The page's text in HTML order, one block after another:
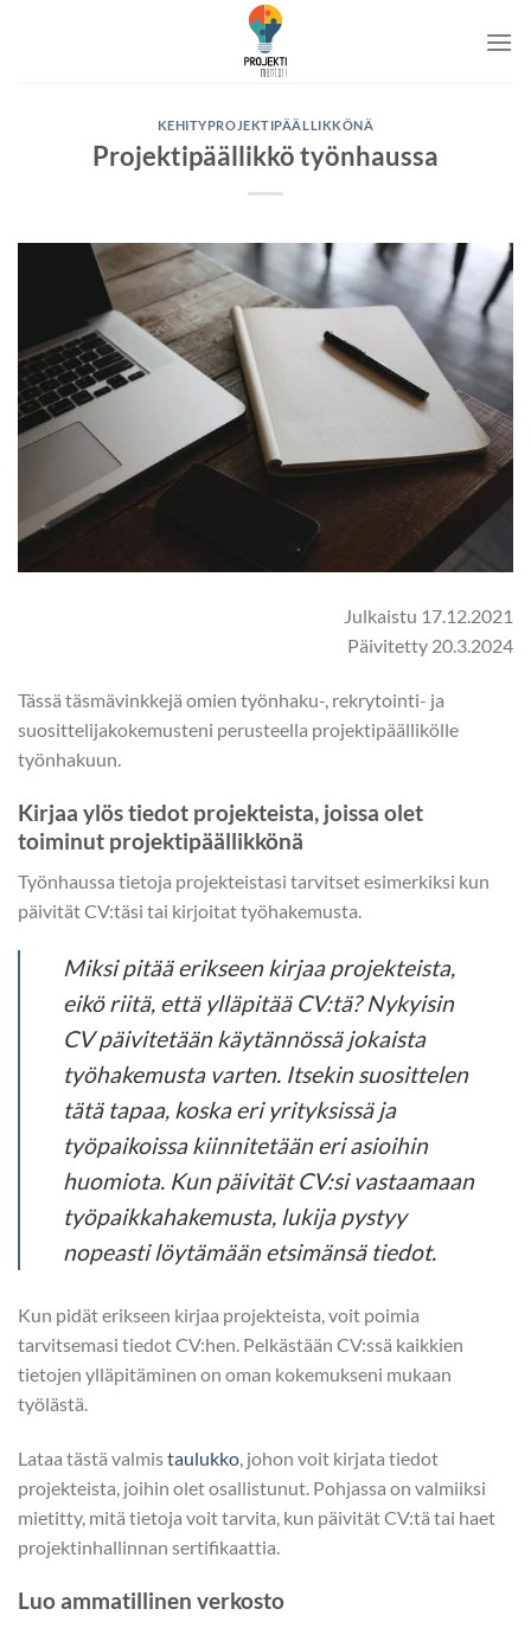
KEHITYPROJEKTIPÄÄLLIKKÖNÄ
Projektipäällikkö työnhaussa
Julkaistu 17.12.2021
Päivitetty 20.3.2024
Tässä täsmävinkkejä omien työnhaku-, rekrytointi- ja
suosittelijakokemusteni perusteella projektipäällikölle
työnhakuun.
Kirjaa ylös tiedot projekteista, joissa olet
toiminut projektipäällikkönä
Työnhaussa tietoja projekteistasi tarvitset esimerkiksi kun
päivität CV:täsi tai kirjoitat työhakemusta.
Miksi pitää erikseen kirjaa projekteista,
eikö riitä, että ylläpitää CV:tä? Nykyisin
CV päivitetään käytännössä jokaista
työhakemusta varten. Itsekin suosittelen
tätä tapaa, koska eri yrityksissä ja
työpaikoissa kiinnitetään eri asioihin
huomiota. Kun päivität CV:si vastaamaan
työpaikkahakemusta, lukija pystyy
nopeasti löytämään etsimänsä tiedot.
Kun pidät erikseen kirjaa projekteista, voit poimia
tarvitsemasi tiedot CV:hen. Pelkästään CV:ssä kaikkien
tietojen ylläpitäminen on oman kokemukseni mukaan
työlästä.
Lataa tästä valmistaulukko, johon voit kirjata tiedot
projekteista, joihin olet osallistunut. Pohjassa on valmiiksi
mietitty, mitä tietoja voit tarvita, kun päivität CV:tä tai haet
projektinhallinnan sertifikaattia.
Luo ammatillinen verkosto